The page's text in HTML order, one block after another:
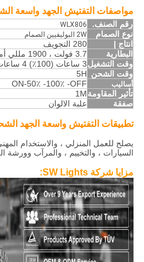
مواصفات التفتيش الجهد واسعة
رقم الصنف. WLX806
نوع الصمام 2W البوليفيين الصمام
انتاج |
280 التجويف
البطارية
3.7 فولت ، 1900 مللي أمبير بطارية ليثيوم أيون
وقت التشغيل3 ساعات (100٪) 4 ساعات (50٪)
وقت الشحن 5H
أساليب
ON-50٪ -100٪ -OFF
تأثير المقاومة1M
صفقة
علبة الالوان
تطبيقات التفتيش واسعة الجهد
يصلح للعمل المنزلي ، والاستخدام
السيارات ، والتخييم ، والمرآب وورشة
مزايا شركة SW Lights: